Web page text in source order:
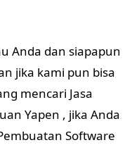
Anda dan siapapun
jika kami pun bisa
mencari Jasa
Yapen , jika Anda
Software